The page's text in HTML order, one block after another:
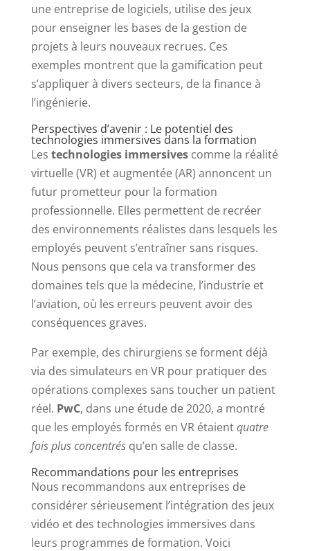
une entreprise de logiciels, utilise des jeux
pour enseigner les bases de la gestion de
projets à leurs nouveaux recrues. Ces
exemples montrent que la gamification peut
s’appliquer à divers secteurs, de la finance à
l’ingénierie.
Perspectives d’avenir : Le potentiel des
technologies immersives dans la formation
Les technologies immersivescomme la réalité
virtuelle (VR) et augmentée (AR) annoncent un
futur prometteur pour la formation
professionnelle. Elles permettent de recréer
des environnements réalistes dans lesquels les
employés peuvent s’entraîner sans risques.
Nous pensons que cela va transformer des
domaines tels que la médecine, l’industrie et
l’aviation, où les erreurs peuvent avoir des
conséquences graves.
Par exemple, des chirurgiens se forment déjà
via des simulateurs en VR pour pratiquer des
opérations complexes sans toucher un patient
réel. PwC, dans une étude de 2020, a montré
que les employés formés en VR étaientquatre
fois plus concentrésqu’en salle de classe.
Recommandations pour les entreprises
Nous recommandons aux entreprises de
considérer sérieusement l’intégration des jeux
vidéo et des technologies immersives dans
leurs programmes de formation. Voici